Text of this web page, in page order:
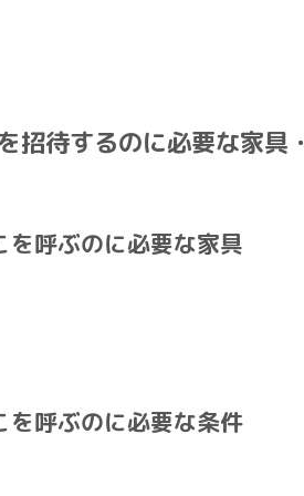
招待するのに必要な家具
を呼ぶのに必要な家具
を呼ぶのに必要な条件